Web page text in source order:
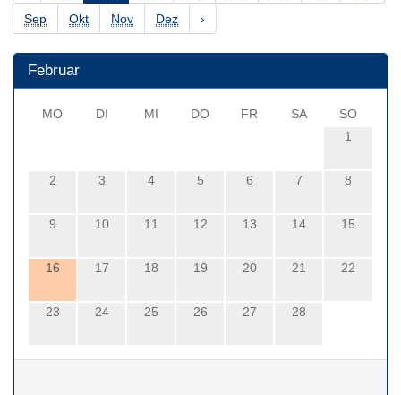
Sep Okt Nov Dez ›
Februar
MO DI MI DO FR SA
SO
1
2 3 4 5 6 7 8
9 10 11 12 13 14 15
16 17 18 19 20 21 22
23 24 25 26 27 28